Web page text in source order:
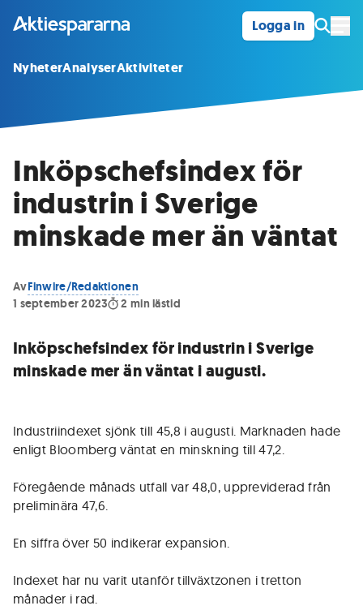
Logga in
NyheterAnalyserAktiviteter
Inköpschefsindex för
industrin i Sverige
minskade mer än väntat
AvFinwire/Redaktionen
1 september 2023
2 min lästid
Inköpschefsindex för industrin i Sverige
minskade mer än väntat i augusti.
Industriindexet sjönk till 45,8 i augusti. Marknaden hade
enligt Bloomberg väntat en minskning till 47,2.
Föregående månads utfall var 48,0, uppreviderad från
preliminära 47,6.
En siffra över 50 indikerar expansion.
Indexet har nu varit utanför tillväxtzonen i tretton
månader i rad.